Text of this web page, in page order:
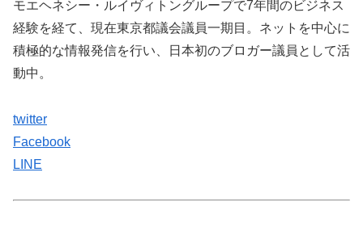
モエヘネシー・ルイヴィトングループで7年間のビジネス
経験を経て、現在東京都議会議員一期目。ネットを中心に
積極的な情報発信を行い、日本初のブロガー議員として活
動中。
twitter
Facebook
LINE